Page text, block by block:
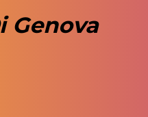
Genova